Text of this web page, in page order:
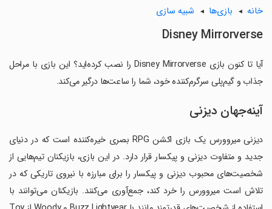
خانه بازی‌ها شبیه سازی
Disney Mirrorverse
آیا تا کنون بازی Disney Mirrorverse را نصب کرده‌اید؟ این بازی با مراحل
جذاب و گیم‌پلی سرگرم‌کننده خود، شما را ساعت‌ها درگیر می‌کند.
آینه‌جهان دیزنی
دیزنی میروورس یک بازی اکشن RPG بصری خیره‌کننده است که در دنیای
جدید و متفاوت دیزنی و پیکسار قرار دارد. در این بازی، بازیکنان تیم‌هایی از
شخصیت‌های محبوب دیزنی و پیکسار را برای مبارزه با نیروی تاریکی که در
تلاش است میروورس را خرد کند، جمع‌آوری می‌کنند. بازیکنان می‌توانند با